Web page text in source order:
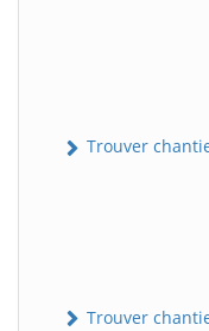
Trouver
Trouver